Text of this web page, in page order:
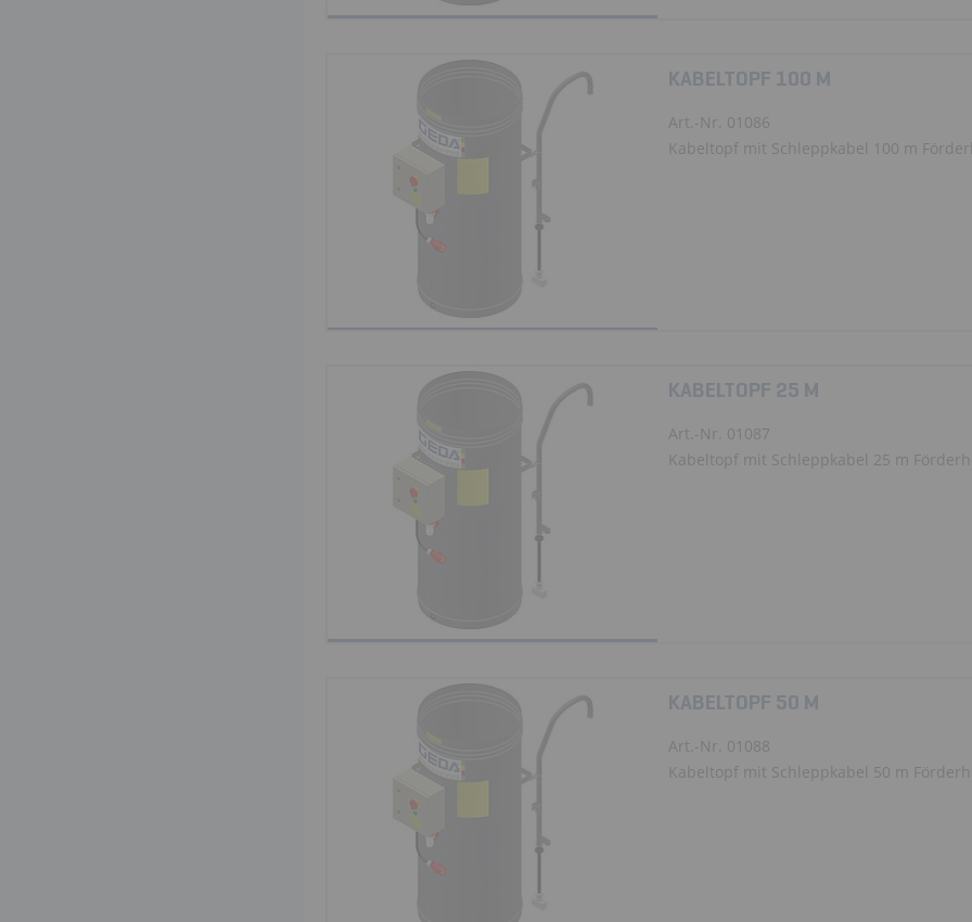
KABELTOPF 100 M
Art.-Nr. 01086
Kabeltopf mit Schleppkabel 100 m
KABELTOPF 25 M
Art.-Nr. 01087
Kabeltopf mit Schleppkabel 25 m
KABELTOPF 50 M
Art.-Nr. 01088
Kabeltopf mit Schleppkabel 50 m